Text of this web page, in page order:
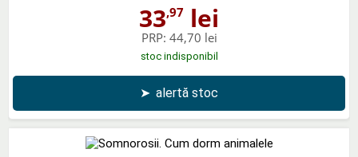
33,97 lei
PRP: 44,70 lei
stoc indisponibil
➤ alertă stoc